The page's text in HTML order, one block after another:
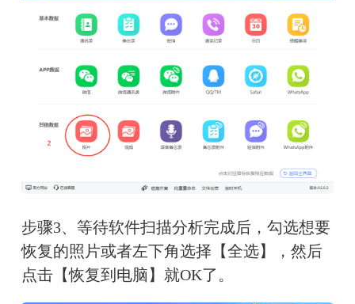
步骤3、等待软件扫描分析完成后，勾选想要
恢复的照片或者左下角选择【全选】，然后
点击【恢复到电脑】就OK了。